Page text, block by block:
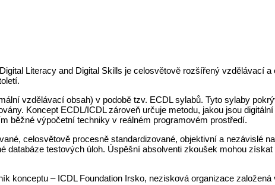
Literacy and Digital Skills je celosvětově rozšířený vzdělávací
vzdělávací obsah) v podobě tzv. ECDL sylabů. Tyto sylaby
Koncept ECDL/ICDL zároveň určuje metodu, jakou jsou
běžné výpočetní techniky v reálném programovém prostředí.
celosvětově procesně standardizované, objektivní a nezávislé
databáze testových úloh. Úspěšní absolventi zkoušek mohou
konceptu – ICDL Foundation Irsko, nezisková organizace